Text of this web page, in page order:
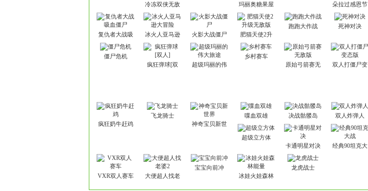
冷冻双侠无敌
玛丽奥糖果屋
朵拉过感恩节
复仇者大战吸
冰火人亚马逊
火影大战僵尸
肥猫天使2升
跑跑大作战
死神对决
僵尸危机
疯狂弹球[双
超级玛丽的伟
乡村赛车
原始弓箭赛无
双人打僵尸变
疯狂奶牛赶鸡
飞龙骑士
神奇宝贝新世
喋血双雄 决战骷髅岛 双人炸弹人
超级立方体
卡通明星对决
经典90坦克大
VXR双人赛车
大便超人找老
宝宝向前冲
冰娃火娃森林
龙虎战士